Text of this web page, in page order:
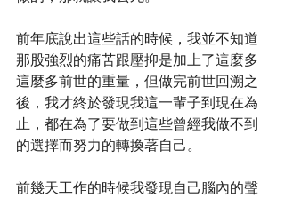
前年底說出這些話的時候，我並不知道
那股強烈的痛苦跟壓抑是加上了這麼多
這麼多前世的重量，但做完前世回溯之
後，我才終於發現我這一輩子到現在為
止，都在為了要做到這些曾經我做不到
的選擇而努力的轉換著自己。
前幾天工作的時候我發現自己腦內的聲